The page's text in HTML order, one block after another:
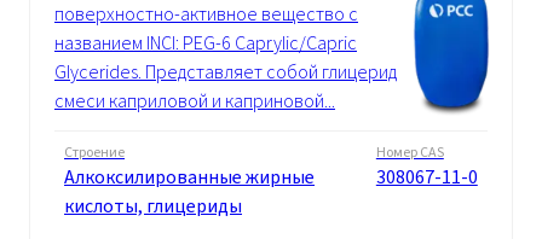
поверхностно-активное вещество с
названием INCI: PEG-6 Caprylic/Capric
Glycerides. Представляет собой глицерид
смеси каприловой и каприновой...
Строение
Алкоксилированные жирные
кислоты, глицериды
Номер CAS
308067-11-0